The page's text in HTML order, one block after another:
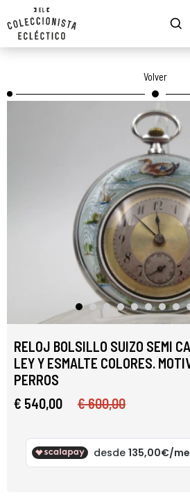
Volver
RELOJ BOLSILLO SUIZO SEMI
LEY Y ESMALTE COLORES.
PERROS
€ 540,00
€ 600,00